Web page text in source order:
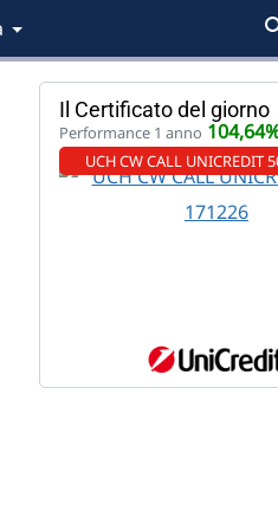
Il Certificato del giorno
Performance 1 anno
UCH CW CALL UNICREDIT